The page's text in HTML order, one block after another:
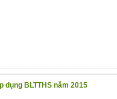
dụng BLTTHS năm 2015